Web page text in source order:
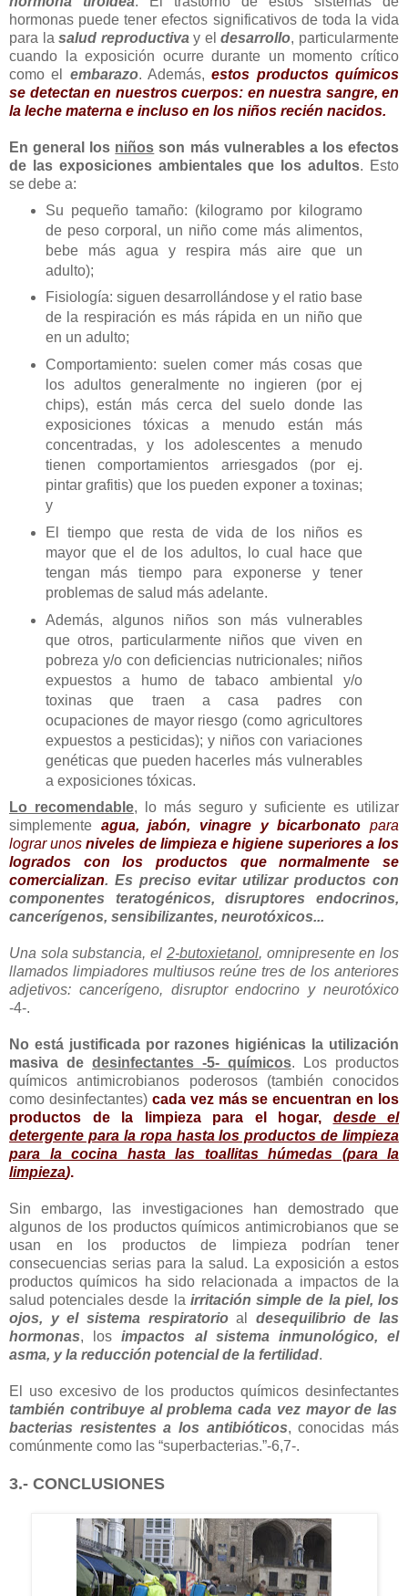
hormonas puede tener efectos significativos de toda la vida
para lasalud reproductiva y eldesarrollo, particularmente
cuando la exposición ocurre durante un momento crítico
como el embarazo. Además,estos productos químicos
se detectan en nuestros cuerpos: en nuestra sangre, en
la leche materna e incluso en los niños recién nacidos.
En general los niños son más vulnerables a los efectos
de las exposiciones ambientales que los adultos. Esto
se debe a:
Su pequeño tamaño: (kilogramo por kilogramo
de peso corporal, un niño come más alimentos,
bebe más agua y respira más aire que un
adulto);
Fisiología: siguen desarrollándose y el ratio base
de la respiración es más rápida en un niño que
en un adulto;
Comportamiento: suelen comer más cosas que
los adultos generalmente no ingieren (por ej
chips), están más cerca del suelo donde las
exposiciones tóxicas a menudo están más
concentradas, y los adolescentes a menudo
tienen comportamientos arriesgados (por ej.
pintar grafitis) que los pueden exponer a toxinas;
y
El tiempo que resta de vida de los niños es
mayor que el de los adultos, lo cual hace que
tengan más tiempo para exponerse y tener
problemas de salud más adelante.
Además, algunos niños son más vulnerables
que otros, particularmente niños que viven en
pobreza y/o con deficiencias nutricionales; niños
expuestos a humo de tabaco ambiental y/o
toxinas que traen a casa padres con
ocupaciones de mayor riesgo (como agricultores
expuestos a pesticidas); y niños con variaciones
genéticas que pueden hacerles más vulnerables
a exposiciones tóxicas.
Lo recomendable, lo más seguro y suficiente es utilizar
simplemente agua, jabón, vinagre y bicarbonato para
lograr unosniveles de limpieza e higiene superiores a los
logrados con los productos que normalmente se
comercializan. Es preciso evitar utilizar productos con
componentes teratogénicos, disruptores endocrinos,
cancerígenos, sensibilizantes, neurotóxicos...
Una sola substancia, el 2-butoxietanol, omnipresente en los
llamados limpiadores multiusos reúne tres de los anteriores
adjetivos: cancerígeno, disruptor endocrino y neurotóxico
-4-.
No está justificada por razones higiénicas la utilización
masiva de desinfectantes -5- químicos. Los productos
químicos antimicrobianos poderosos (también conocidos
como desinfectantes) cada vez más se encuentran en los
productos de la limpieza
para el hogar, desde el
detergente para la ropa hasta los productos de limpieza
para la cocina hasta las toallitas húmedas (para la
limpieza).
Sin embargo, las investigaciones han demostrado que
algunos de los productos químicos antimicrobianos que se
usan en los productos de limpieza podrían tener
consecuencias serias para la salud. La exposición a estos
productos químicos ha sido relacionada a impactos de la
salud potenciales desde la irritación simple de la piel, los
ojos, y el sistema respiratorioal desequilibrio de las
hormonas, losimpactos al sistema inmunológico, el
asma, y la reducción potencial de la fertilidad.
El uso excesivo de los productos químicos desinfectantes
también contribuye al problema cada vez mayor de las
bacterias resistentes a los antibióticos, conocidas más
comúnmente como las “superbacterias.”-6,7-.
3.- CONCLUSIONES